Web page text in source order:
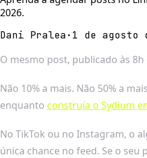
2026.
Dani Pralea· 1 de agosto
O mesmo post, publicado às
Não 10% a mais. Não 50% a
enquanto construía o Sydium
No TikTok ou no Instagram, o
única chance no feed. Se o